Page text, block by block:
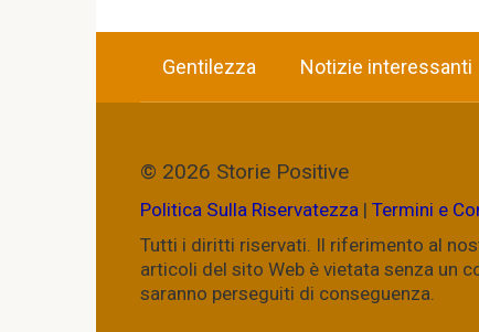
Gentilezza Notizie interessanti
© 2026 Storie Positive
Politica Sulla Riservatezza | Termini e
Tutti i diritti riservati. Il riferimento al
articoli del sito Web è vietata senza un
saranno perseguiti di conseguenza.